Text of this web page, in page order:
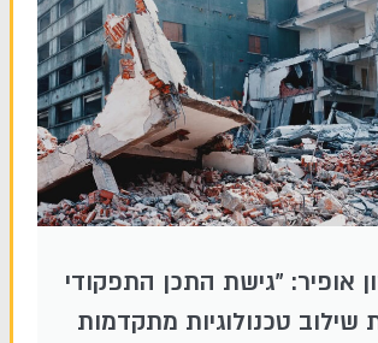
אופיר: "גישת התכן התפקודי
טכנולוגיות מתקדמות